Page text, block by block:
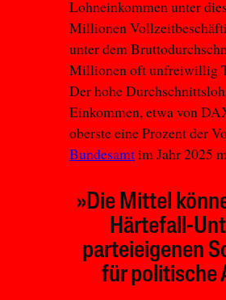
Lohneinkommen unter
Millionen
unter dem
Millionen oft unfreiwillig
Der hohe
Einkommen, etwa von
oberste eine Prozent der
Bundesamtim Jahr 2025
»Die Mittel
Härtefall-
parteieigenen
für politische